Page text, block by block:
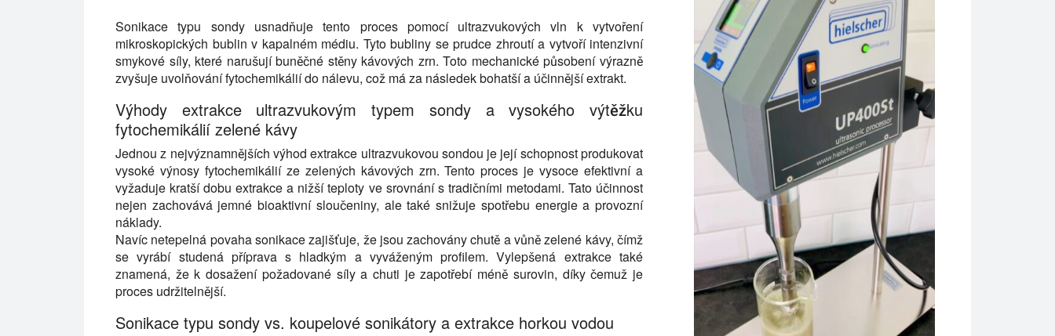
Sonikace typu sondy usnadňuje tento proces pomocí ultrazvukových vln k vytvoření
mikroskopických bublin v kapalném médiu. Tyto bubliny se prudce zhroutí a vytvoří intenzivní
smykové síly, které narušují buněčné stěny kávových zrn. Toto mechanické působení výrazně
zvyšuje uvolňování fytochemikálií do nálevu, což má za následek bohatší a účinnější extrakt.
Výhody extrakce ultrazvukovým typem sondy a vysokého výtěžku
fytochemikálií zelené kávy
Jednou z nejvýznamnějších výhod extrakce ultrazvukovou sondou je její schopnost produkovat
vysoké výnosy fytochemikálií ze zelených kávových zrn. Tento proces je vysoce efektivní a
vyžaduje kratší dobu extrakce a nižší teploty ve srovnání s tradičními metodami. Tato účinnost
nejen zachovává jemné bioaktivní sloučeniny, ale také snižuje spotřebu energie a provozní
náklady.
Navíc netepelná povaha sonikace zajišťuje, že jsou zachovány chutě a vůně zelené kávy, čímž
se vyrábí studená příprava s hladkým a vyváženým profilem. Vylepšená extrakce také
znamená, že k dosažení požadované síly a chuti je zapotřebí méně surovin, díky čemuž je
proces udržitelnější.
Sonikace typu sondy vs. koupelové sonikátory a extrakce horkou vodou